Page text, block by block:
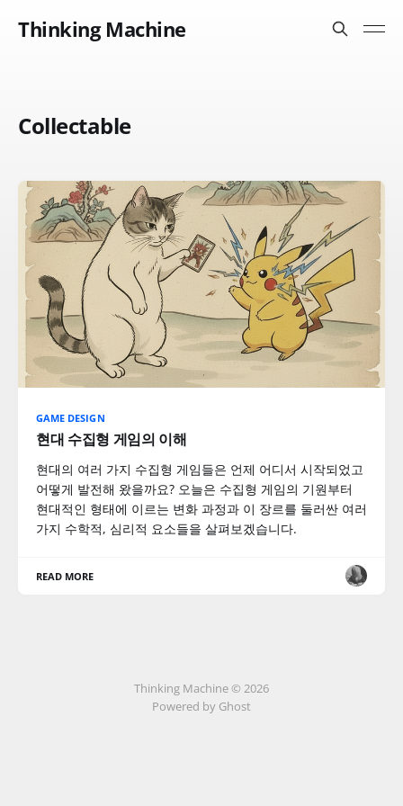
Thinking Machine
Collectable
GAME DESIGN
현대 수집형 게임의 이해
현대의 여러 가지 수집형 게임들은 언제 어디서 시작되었고
어떻게 발전해 왔을까요? 오늘은 수집형 게임의 기원부터
현대적인 형태에 이르는 변화 과정과 이 장르를 둘러싼 여러
가지 수학적, 심리적 요소들을 살펴보겠습니다.
READ MORE
Thinking Machine © 2026
Powered by Ghost